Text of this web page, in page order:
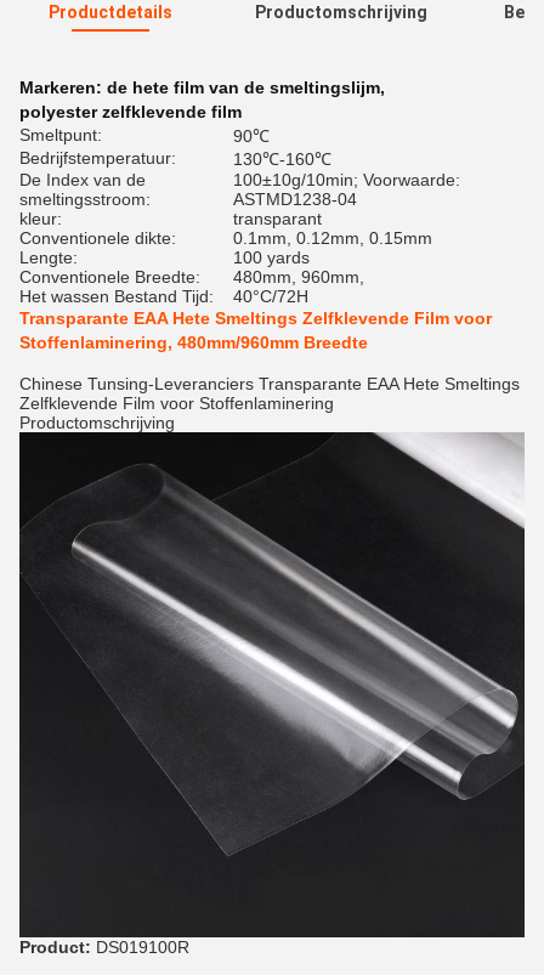
Productdetails Productomschrijving
Markeren: de hete film van de smeltingslijm,
polyester zelfklevende film
Smeltpunt:
90℃
Bedrijfstemperatuur:
130℃-160℃
De Index van de
smeltingsstroom:
100±10g/10min; Voorwaarde:
ASTMD1238-04
kleur:
transparant
Conventionele dikte:
0.1mm, 0.12mm, 0.15mm
Lengte:
100 yards
Conventionele Breedte:
480mm, 960mm,
Het wassen Bestand Tijd:
40°C/72H
Transparante EAA Hete Smeltings Zelfklevende Film voor
Stoffenlaminering, 480mm/960mm Breedte
Chinese Tunsing-Leveranciers Transparante EAA Hete Smeltings
Zelfklevende Film voor Stoffenlaminering
Productomschrijving
Product: DS019100R